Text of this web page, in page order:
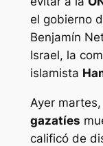
el gobierno
Benjamín
Israel, la
islamista
Ayer
gazatíes
calificó de